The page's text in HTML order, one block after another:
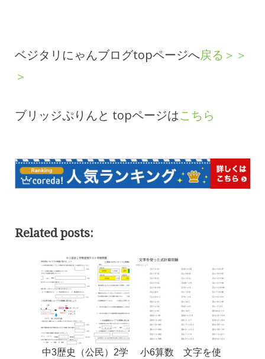
ベジタリにゃんブログtopページへ戻る＞＞
＞
ブリッジぷりんと topページはこちら
Related posts:
中3歴史（公民）2学
小6算数 文字を使